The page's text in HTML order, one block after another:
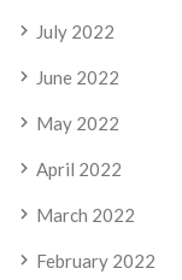
July 2022
June 2022
May 2022
April 2022
March 2022
February 2022